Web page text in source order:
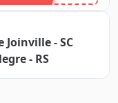
Joinville - SC
- RS